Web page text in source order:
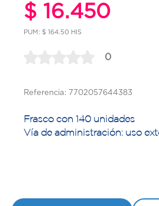
$ 16.450
PUM: $ 164.50 HIS
0
Referencia: 7702057644383
Frasco con 140 unidades
Vía de administración: uso